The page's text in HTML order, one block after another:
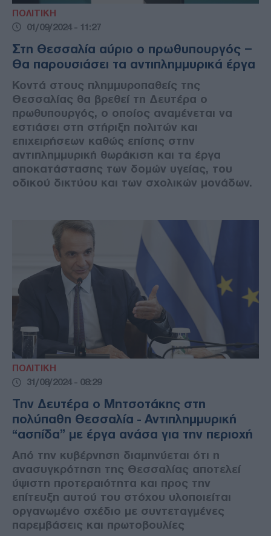
ΠΟΛΙΤΙΚΗ
01/09/2024 - 11:27
Στη Θεσσαλία αύριο ο πρωθυπουργός –
Θα παρουσιάσει τα αντιπλημμυρικά έργα
Κοντά στους πλημμυροπαθείς της
Θεσσαλίας θα βρεθεί τη Δευτέρα ο
πρωθυπουργός, ο οποίος αναμένεται να
εστιάσει στη στήριξη πολιτών και
επιχειρήσεων καθώς επίσης στην
αντιπλημμυρική θωράκιση και τα έργα
αποκατάστασης των δομών υγείας, του
οδικού δικτύου και των σχολικών μονάδων.
ΠΟΛΙΤΙΚΗ
31/08/2024 - 08:29
Την Δευτέρα ο Μητσοτάκης στη
πολύπαθη Θεσσαλία - Αντιπληµµυρική
“ασπίδα” με έργα ανάσα για την περιοχή
Από την κυβέρνηση διαµηνύεται ότι η
ανασυγκρότηση της Θεσσαλίας αποτελεί
ύψιστη προτεραιότητα και προς την
επίτευξη αυτού του στόχου υλοποιείται
οργανωµένο σχέδιο µε συντεταγµένες
παρεµβάσεις και πρωτοβουλίες